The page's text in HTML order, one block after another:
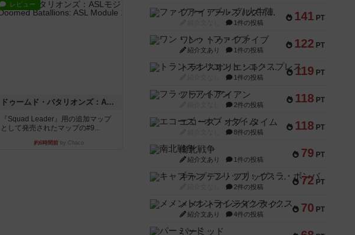
レビュー
ドゥームド・バタリオンズ：ASLモジュール11
『Squad Leader』用の追加マップ
として発売されたマップの#9...
約6時間前 by Chaco
141 PT
ファイアー・ブルズ / 火牛陣
1件の投稿
122 PT
ワン・トゥ・ファイブ
紹介文あり 1件の投稿
119 PT
トランスオリエント・エクスプレス
1件の投稿
118 PT
フラットアイアン
2件の投稿
118 PT
エコーズ・オブ・タイム
8件の投稿
79 PT
南北戦争
紹介文あり 1件の投稿
72 PT
キャプテン・フリップ：イスラ・ボンバ
2件の投稿
70 PT
メメントオンラインタクティクス
紹介文あり 4件の投稿
パーミッド